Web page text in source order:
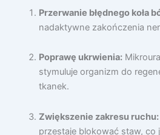
Przerwanie błędnego koła
nadaktywne zakończenia
Poprawę ukrwienia:
stymuluje organizm do
tkanek.
Zwiększenie zakresu ruchu:
przestaje blokować staw, co